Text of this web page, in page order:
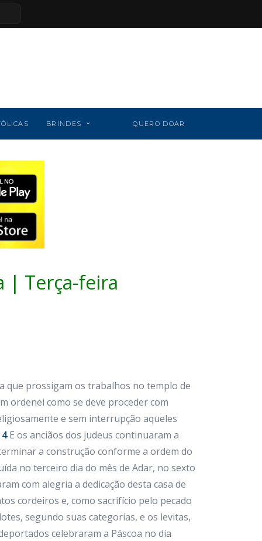
BRINDES QUERO DOAR
| Terça-feira
que prossigam os trabalhos no templo de
ordenei como se deve proceder com
e sem interrupção aqueles
E os anciãos dos judeus continuaram a
a construção conforme a ordem do
no terceiro dia do mês de Adar, no sexto
com alegria a dedicação desta casa de
cordeiros e, como sacrifício pelo pecado
segundo suas categorias, e os levitas,
celebraram a Páscoa no dia